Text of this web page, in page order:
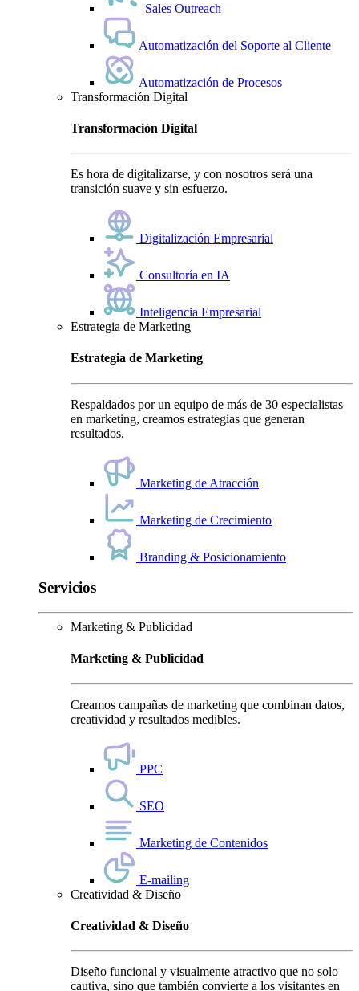
Sales Outreach
Automatización del Soporte al Cliente
Automatización de Procesos
Transformación Digital
Transformación Digital
Es hora de digitalizarse, y con nosotros será una
transición suave y sin esfuerzo.
Digitalización Empresarial
Consultoría en IA
Inteligencia Empresarial
Estrategia de Marketing
Estrategia de Marketing
Respaldados por un equipo de más de 30 especialistas
en marketing, creamos estrategias que generan
resultados.
Marketing de Atracción
Marketing de Crecimiento
Branding & Posicionamiento
Servicios
Marketing & Publicidad
Marketing & Publicidad
Creamos campañas de marketing que combinan datos,
creatividad y resultados medibles.
PPC
SEO
Marketing de Contenidos
E-mailing
Creatividad & Diseño
Creatividad & Diseño
Diseño funcional y visualmente atractivo que no solo
cautiva, sino que también convierte a los visitantes en